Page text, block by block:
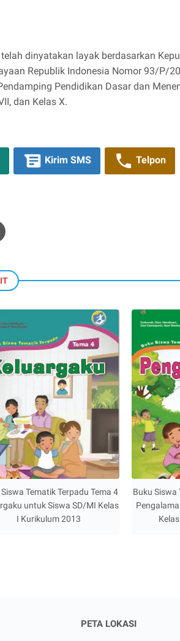
dinyatakan layak berdasarkan
Republik Indonesia Nomor 93/P/
Pendidikan Dasar dan
dan Kelas X.
Kirim SMS Telpon
Tematik Terpadu Tema 4
untuk Siswa SD/MI Kelas
I Kurikulum 2013
Buku Siswa
PETA LOKASI